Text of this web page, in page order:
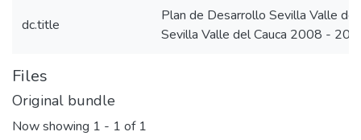
dc.title
Plan de Desarrollo Sevilla Valle
Sevilla Valle del Cauca 2008 -
Files
Original bundle
Now showing 1 - 1 of 1